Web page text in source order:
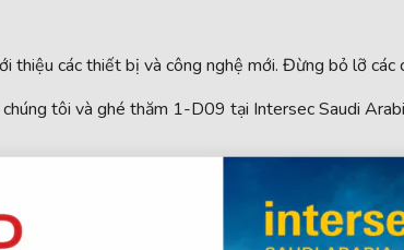
thiệu các thiết bị và công nghệ mới. Đừng bỏ lỡ
tôi và ghé thăm 1-D09 tại Intersec Saudi